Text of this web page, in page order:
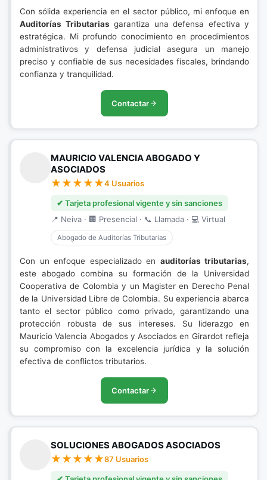
Con sólida experiencia en el sector público, mi enfoque en
Auditorías Tributarias garantiza una defensa efectiva y
estratégica. Mi profundo conocimiento en procedimientos
administrativos y defensa judicial asegura un manejo
preciso y confiable de sus necesidades fiscales, brindando
confianza y tranquilidad.
Contactar
MAURICIO VALENCIA ABOGADO Y
ASOCIADOS
4 Usuarios
✔ Tarjeta profesional vigente y sin sanciones
📍 Neiva · 🏢 Presencial · 📞 Llamada · 💻 Virtual
Abogado de Auditorías Tributarias
Con un enfoque especializado en auditorías tributarias,
este abogado combina su formación de la Universidad
Cooperativa de Colombia y un Magister en Derecho Penal
de la Universidad Libre de Colombia. Su experiencia abarca
tanto el sector público como privado, garantizando una
protección robusta de sus intereses. Su liderazgo en
Mauricio Valencia Abogados y Asociados en Girardot refleja
su compromiso con la excelencia jurídica y la solución
efectiva de conflictos tributarios.
Contactar
SOLUCIONES ABOGADOS ASOCIADOS
87 Usuarios